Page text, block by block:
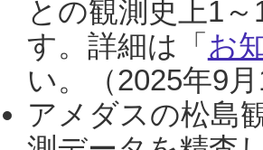
との観測史上1
す。詳細は「 お
い。（2025年9月
アメダスの松島